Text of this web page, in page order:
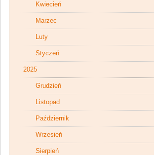
Kwiecień
Marzec
Luty
Styczeń
2025
Grudzień
Listopad
Październik
Wrzesień
Sierpień